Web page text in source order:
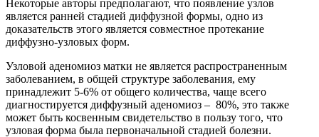
Некоторые авторы предполагают, что появление узлов
является ранней стадией диффузной формы, одно из
доказательств этого является совместное протекание
диффузно-узловых форм.
Узловой аденомиоз матки не является распространенным
заболеванием, в общей структуре заболевания, ему
принадлежит 5-6% от общего количества, чаще всего
диагностируется диффузный аденомиоз – 80%, это также
может быть косвенным свидетельство в пользу того, что
узловая форма была первоначальной стадией болезни.